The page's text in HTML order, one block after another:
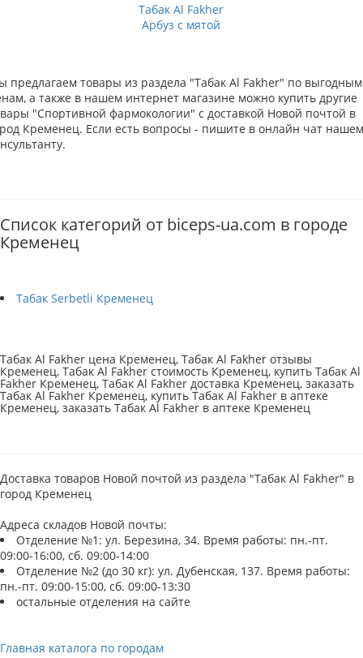
Табак Al Fakher
Арбуз с мятой
предлагаем товары из раздела "Табак Al Fakher" по выгодным
а также в нашем интернет магазине можно купить другие
"Спортивной фармокологии" с доставкой Новой почтой в
Кременец. Если есть вопросы - пишите в онлайн чат
Список категорий от biceps-ua.com в городе
Кременец
Табак Serbetli Кременец
Табак Al Fakher цена Кременец, Табак Al Fakher отзывы
Кременец, Табак Al Fakher стоимость Кременец, купить Табак Al
Fakher Кременец, Табак Al Fakher доставка Кременец, заказать
Табак Al Fakher Кременец, купить Табак Al Fakher в аптеке
Кременец, заказать Табак Al Fakher в аптеке Кременец
Доставка товаров Новой почтой из раздела "Табак Al Fakher" в
город Кременец
Адреса складов Новой почты:
Отделение №1: ул. Березина, 34. Время работы: пн.-пт.
09:00-16:00, сб. 09:00-14:00
Отделение №2 (до 30 кг): ул. Дубенская, 137. Время работы:
пн.-пт. 09:00-15:00, сб. 09:00-13:30
остальные отделения на сайте
Главная каталога по городам